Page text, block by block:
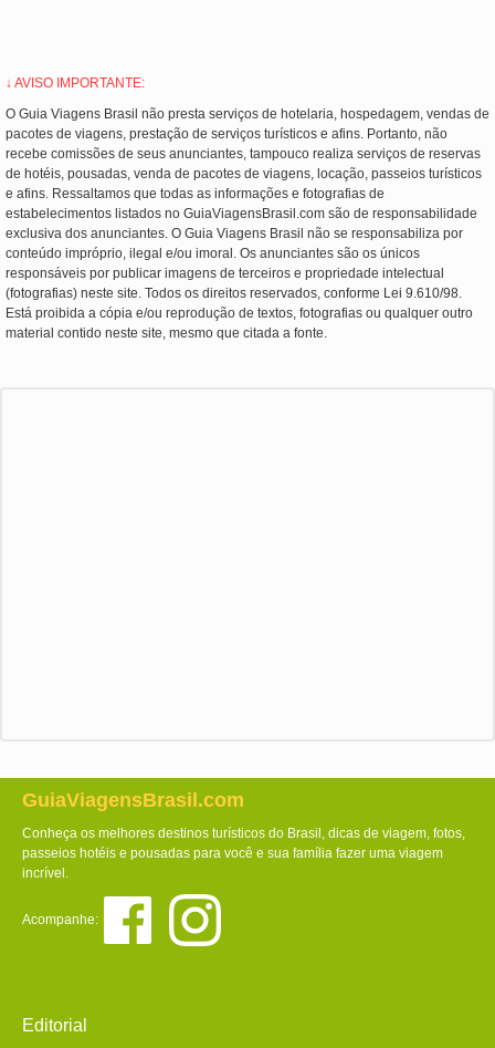
↓ AVISO IMPORTANTE:
O Guia Viagens Brasil não presta serviços de hotelaria, hospedagem, vendas de
pacotes de viagens, prestação de serviços turísticos e afins. Portanto, não
recebe comissões de seus anunciantes, tampouco realiza serviços de reservas
de hotéis, pousadas, venda de pacotes de viagens, locação, passeios turísticos
e afins. Ressaltamos que todas as informações e fotografias de
estabelecimentos listados no GuiaViagensBrasil.com são de responsabilidade
exclusiva dos anunciantes. O Guia Viagens Brasil não se responsabiliza por
conteúdo impróprio, ilegal e/ou imoral. Os anunciantes são os únicos
responsáveis por publicar imagens de terceiros e propriedade intelectual
(fotografias) neste site. Todos os direitos reservados, conforme Lei 9.610/98.
Está proibida a cópia e/ou reprodução de textos, fotografias ou qualquer outro
material contido neste site, mesmo que citada a fonte.
GuiaViagensBrasil.com
Conheça os melhores destinos turísticos do Brasil, dicas de viagem, fotos,
passeios hotéis e pousadas para você e sua família fazer uma viagem
incrível.
Acompanhe:
Editorial